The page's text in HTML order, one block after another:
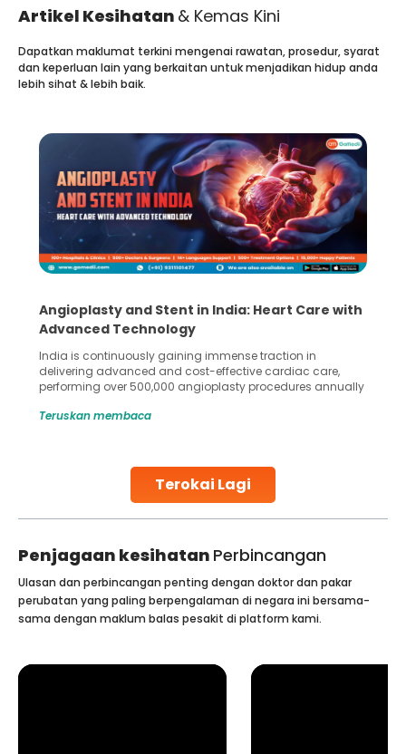
Artikel Kesihatan & Kemas Kini
Terokai Lagi
Dapatkan maklumat terkini mengenai rawatan, prosedur, syarat
dan keperluan lain yang berkaitan untuk menjadikan hidup anda
lebih sihat & lebih baik.
Angioplasty and Stent in India: Heart Care with
Advanced Technology
India is continuously gaining immense traction in
delivering advanced and cost-effective cardiac care,
performing over 500,000 angioplasty procedures annually
globe are searching for treatments like angioplasty and
Studies, such as one published
Teruskan membaca
Penjagaan kesihatan Perbincangan
Ulasan dan perbincangan penting dengan doktor dan pakar
perubatan yang paling berpengalaman di negara ini bersama-
sama dengan maklum balas pesakit di platform kami.